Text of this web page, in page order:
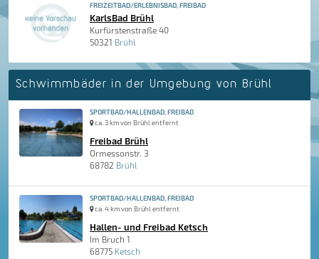
FREIZEITBAD/ERLEBNISBAD, FREIBAD
KarlsBad Brühl
Kurfürstenstraße 40
50321 Brühl
Schwimmbäder in der Umgebung von Brühl
SPORTBAD/HALLENBAD, FREIBAD
ca. 3 km von Brühl entfernt
Freibad Brühl
Ormessonstr. 3
68782 Brühl
SPORTBAD/HALLENBAD, FREIBAD
ca. 4 km von Brühl entfernt
Hallen- und Freibad Ketsch
Im Bruch 1
68775 Ketsch